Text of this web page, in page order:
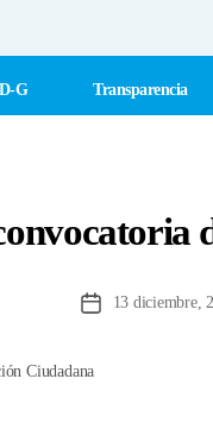
G Transparencia
Fecha
entrada
13 diciembre,